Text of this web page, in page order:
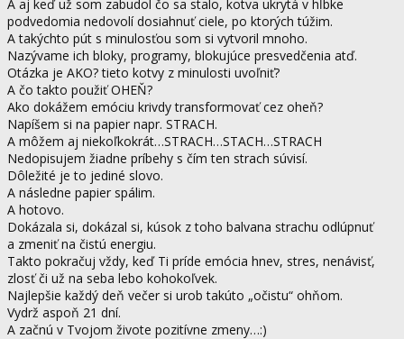
A aj keď už som zabudol čo sa stalo, kotva ukrytá v hĺbke
podvedomia nedovolí dosiahnuť ciele, po ktorých túžim.
A takýchto pút s minulosťou som si vytvoril mnoho.
Nazývame ich bloky, programy, blokujúce presvedčenia atď.
Otázka je AKO? tieto kotvy z minulosti uvoľniť?
A čo takto použiť OHEŇ?
Ako dokážem emóciu krivdy transformovať cez oheň?
Napíšem si na papier napr. STRACH.
A môžem aj niekoľkokrát…STRACH…STACH…STRACH
Nedopisujem žiadne príbehy s čím ten strach súvisí.
Dôležité je to jediné slovo.
A následne papier spálim.
A hotovo.
Dokázala si, dokázal si, kúsok z toho balvana strachu odlúpnuť
a zmeniť na čistú energiu.
Takto pokračuj vždy, keď Ti príde emócia hnev, stres, nenávisť,
zlosť či už na seba lebo kohokoľvek.
Najlepšie každý deň večer si urob takúto „očistu“ ohňom.
Vydrž aspoň 21 dní.
A začnú v Tvojom živote pozitívne zmeny…:)